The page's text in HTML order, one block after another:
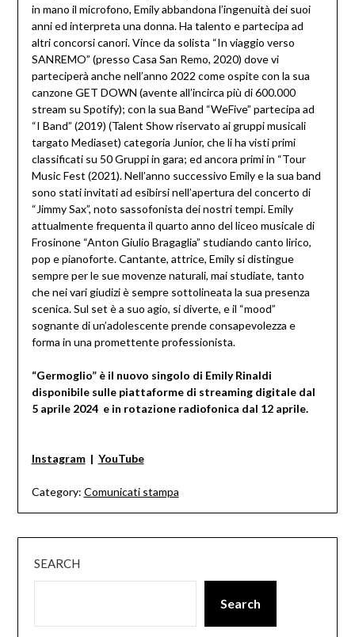
in mano il microfono, Emily abbandona l’ingenuità dei suoi
anni ed interpreta una donna. Ha talento e partecipa ad
altri concorsi canori. Vince da solista “In viaggio verso
SANREMO” (presso Casa San Remo, 2020) dove vi
parteciperà anche nell’anno 2022 come ospite con la sua
canzone GET DOWN (avente all’incirca più di 600.000
stream su Spotify); con la sua Band “WeFive” partecipa ad
“I Band” (2019) (Talent Show riservato ai gruppi musicali
targato Mediaset) categoria Junior, che li ha visti primi
classificati su 50 Gruppi in gara; ed ancora primi in “Tour
Music Fest (2021). Nell’anno successivo Emily e la sua band
sono stati invitati ad esibirsi nell’apertura del concerto di
“Jimmy Sax”, noto sassofonista dei nostri tempi. Emily
attualmente frequenta il quarto anno del liceo musicale di
Frosinone “Anton Giulio Bragaglia” studiando canto lirico,
pop e pianoforte. Cantante, attrice, Emily si distingue
sempre per le sue movenze naturali, mai studiate, tanto
che nei vari giudizi è sempre sottolineata la sua presenza
scenica. Sul set è a suo agio, si diverte, e il “mood”
sognante di un’adolescente prende consapevolezza e
forma in una promettente professionista.
“Germoglio” è il nuovo singolo di Emily Rinaldi
disponibile sulle piattaforme di streaming digitale dal
5 aprile 2024 e in rotazione radiofonica dal 12 aprile.
Instagram | YouTube
Category: Comunicati stampa
SEARCH
Search